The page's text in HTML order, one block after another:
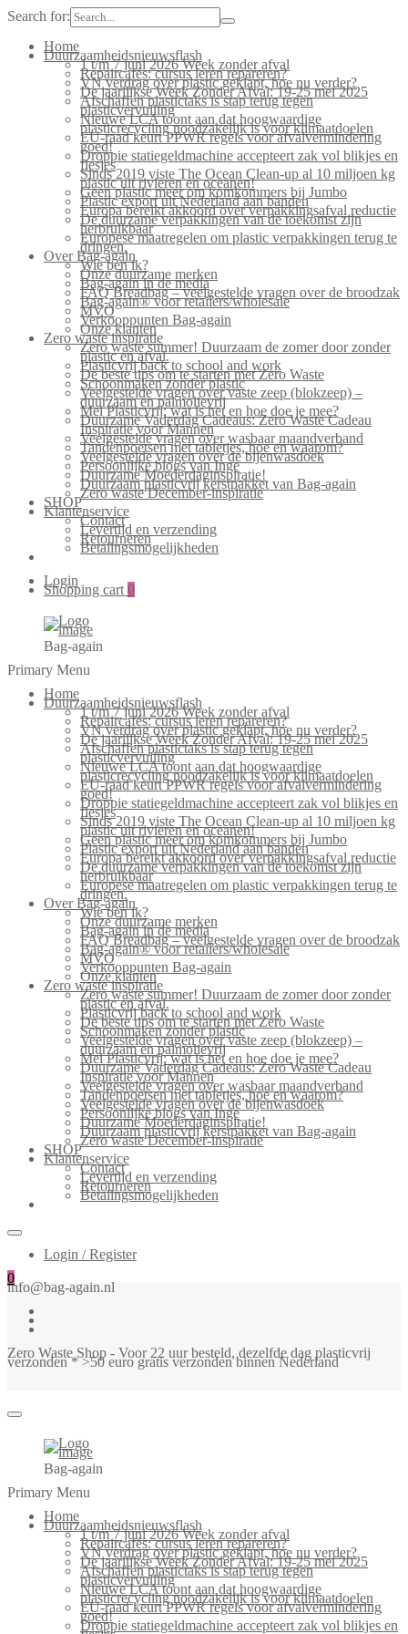
Search for:
Home
Duurzaamheidsnieuwsflash
1 t/m 7 juni 2026 Week zonder afval
Repaircafés: cursus leren repareren?
VN verdrag over plastic geklapt, hoe nu verder?
De jaarlijkse Week Zonder Afval: 19-25 mei 2025
Afschaffen plastictaks is stap terug tegen
plasticvervuiling
Nieuwe LCA toont aan dat hoogwaardige
plasticrecycling noodzakelijk is voor klimaatdoelen
EU-raad keurt PPWR regels voor afvalvermindering
goed!
Droppie statiegeldmachine accepteert zak vol blikjes en
flesjes
Sinds 2019 viste The Ocean Clean-up al 10 miljoen kg
plastic uit rivieren en oceanen!
Geen plastic meer om komkommers bij Jumbo
Plastic export uit Nederland aan banden
Europa bereikt akkoord over verpakkingsafval reductie
De duurzame verpakkingen van de toekomst zijn
herbruikbaar
Europese maatregelen om plastic verpakkingen terug te
dringen.
Over Bag-again
Wie ben ik?
Onze duurzame merken
Bag-again in de media
FAQ Breadbag – veelgestelde vragen over de broodzak
Bag-again® voor retailers/wholesale
MVO
Verkooppunten Bag-again
Onze klanten
Zero waste inspiratie
Zero waste summer! Duurzaam de zomer door zonder
plastic en afval.
Plasticvrij back to school and work
De beste tips om te starten met Zero Waste
Schoonmaken zonder plastic
Veelgestelde vragen over vaste zeep (blokzeep) –
duurzaam en palmolievrij
Mei Plasticvrij: wat is het en hoe doe je mee?
Duurzame Vaderdag Cadeaus: Zero Waste Cadeau
Inspiratie voor Mannen
Veelgestelde vragen over wasbaar maandverband
Tandenpoetsen met tabletjes, hoe en waarom?
Veelgestelde vragen over de bijenwasdoek
Persoonlijke blogs van Inge
Duurzame Moederdaginspiratie!
Duurzaam plasticvrij kerstpakket van Bag-again
Zero waste December-inspiratie
SHOP
Klantenservice
Contact
Levertijd en verzending
Retourneren
Betalingsmogelijkheden
Login
Shopping cart 0
Bag-again
Primary Menu
Home
Duurzaamheidsnieuwsflash
1 t/m 7 juni 2026 Week zonder afval
Repaircafés: cursus leren repareren?
VN verdrag over plastic geklapt, hoe nu verder?
De jaarlijkse Week Zonder Afval: 19-25 mei 2025
Afschaffen plastictaks is stap terug tegen
plasticvervuiling
Nieuwe LCA toont aan dat hoogwaardige
plasticrecycling noodzakelijk is voor klimaatdoelen
EU-raad keurt PPWR regels voor afvalvermindering
goed!
Droppie statiegeldmachine accepteert zak vol blikjes en
flesjes
Sinds 2019 viste The Ocean Clean-up al 10 miljoen kg
plastic uit rivieren en oceanen!
Geen plastic meer om komkommers bij Jumbo
Plastic export uit Nederland aan banden
Europa bereikt akkoord over verpakkingsafval reductie
De duurzame verpakkingen van de toekomst zijn
herbruikbaar
Europese maatregelen om plastic verpakkingen terug te
dringen.
Over Bag-again
Wie ben ik?
Onze duurzame merken
Bag-again in de media
FAQ Breadbag – veelgestelde vragen over de broodzak
Bag-again® voor retailers/wholesale
MVO
Verkooppunten Bag-again
Onze klanten
Zero waste inspiratie
Zero waste summer! Duurzaam de zomer door zonder
plastic en afval.
Plasticvrij back to school and work
De beste tips om te starten met Zero Waste
Schoonmaken zonder plastic
Veelgestelde vragen over vaste zeep (blokzeep) –
duurzaam en palmolievrij
Mei Plasticvrij: wat is het en hoe doe je mee?
Duurzame Vaderdag Cadeaus: Zero Waste Cadeau
Inspiratie voor Mannen
Veelgestelde vragen over wasbaar maandverband
Tandenpoetsen met tabletjes, hoe en waarom?
Veelgestelde vragen over de bijenwasdoek
Persoonlijke blogs van Inge
Duurzame Moederdaginspiratie!
Duurzaam plasticvrij kerstpakket van Bag-again
Zero waste December-inspiratie
SHOP
Klantenservice
Contact
Levertijd en verzending
Retourneren
Betalingsmogelijkheden
Login / Register
0
info@bag-again.nl
Zero Waste Shop - Voor 22 uur besteld, dezelfde dag plasticvrij
verzonden * >50 euro gratis verzonden binnen Nederland
Bag-again
Primary Menu
Home
Duurzaamheidsnieuwsflash
1 t/m 7 juni 2026 Week zonder afval
Repaircafés: cursus leren repareren?
VN verdrag over plastic geklapt, hoe nu verder?
De jaarlijkse Week Zonder Afval: 19-25 mei 2025
Afschaffen plastictaks is stap terug tegen
plasticvervuiling
Nieuwe LCA toont aan dat hoogwaardige
plasticrecycling noodzakelijk is voor klimaatdoelen
EU-raad keurt PPWR regels voor afvalvermindering
goed!
Droppie statiegeldmachine accepteert zak vol blikjes en